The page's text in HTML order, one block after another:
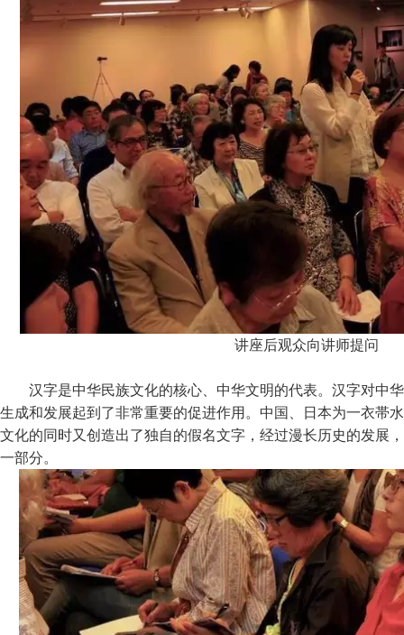
讲座后观众向讲师提问
汉字是中华民族文化的核心、中华文明的代表。汉字对中华
生成和发展起到了非常重要的促进作用。中国、日本为一衣帯
文化的同时又创造出了独自的假名文字，经过漫长历史的发展
一部分。